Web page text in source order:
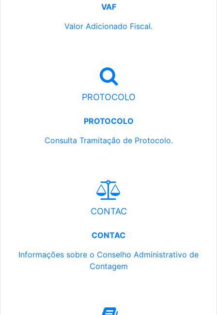
VAF
Valor Adicionado Fiscal.
PROTOCOLO
PROTOCOLO
Consulta Tramitação de Protocolo.
CONTAC
CONTAC
Informações sobre o Conselho Administrativo de
Contagem